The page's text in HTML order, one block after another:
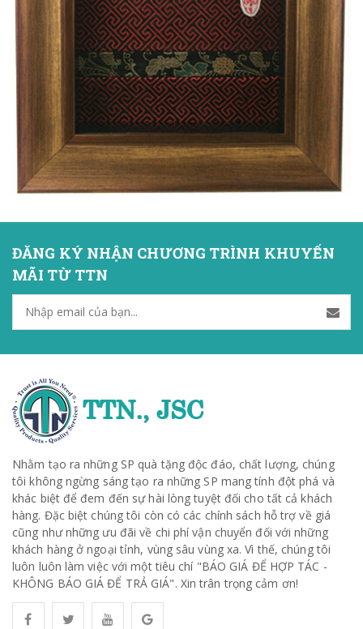
ĐĂNG KÝ NHẬN CHƯƠNG TRÌNH KHUYẾN
MÃI TỪ TTN
Nhằm tạo ra những SP quà tặng độc đáo, chất lượng, chúng
tôi không ngừng sáng tạo ra những SP mang tính đột phá và
khác biệt để đem đến sự hài lòng tuyệt đối cho tất cả khách
hàng. Đặc biệt chúng tôi còn có các chính sách hỗ trợ về giá
cũng như những ưu đãi về chi phí vận chuyển đối với những
khách hàng ở ngoại tỉnh, vùng sâu vùng xa. Vì thế, chúng tôi
luôn luôn làm việc với một tiêu chí "BÁO GIÁ ĐỂ HỢP TÁC -
KHÔNG BÁO GIÁ ĐỂ TRẢ GIÁ". Xin trân trọng cảm ơn!